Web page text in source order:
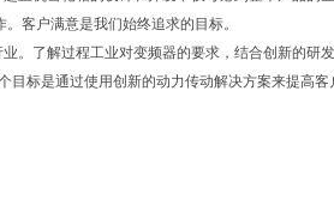
客户满意是我们始终追求的目标。
。了解过程工业对变频器的要求，结合创新的研
标是通过使用创新的动力传动解决方案来提高客